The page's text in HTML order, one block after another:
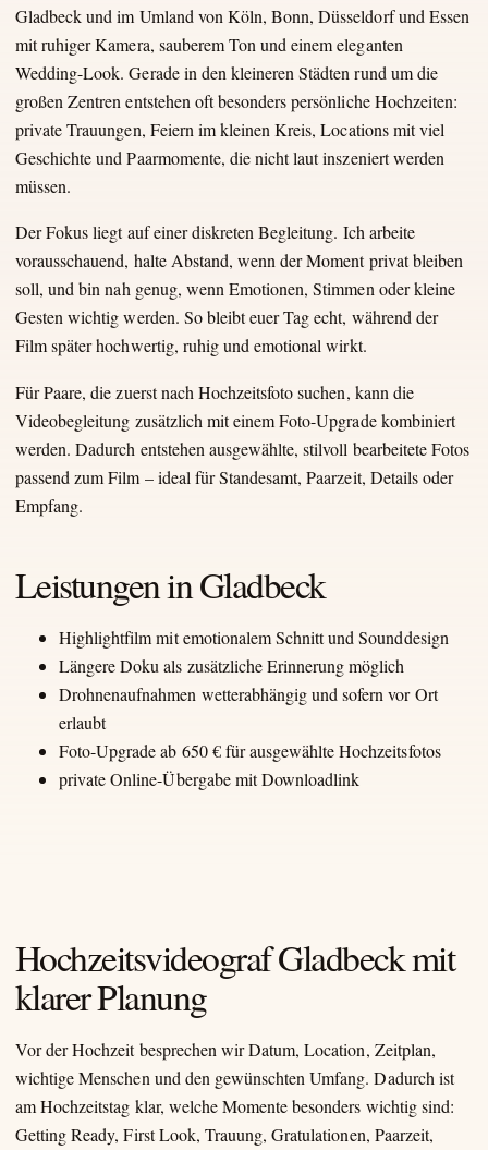
Gladbeck und im Umland von Köln, Bonn, Düsseldorf und Essen
mit ruhiger Kamera, sauberem Ton und einem eleganten
Wedding-Look. Gerade in den kleineren Städten rund um die
großen Zentren entstehen oft besonders persönliche Hochzeiten:
private Trauungen, Feiern im kleinen Kreis, Locations mit viel
Geschichte und Paarmomente, die nicht laut inszeniert werden
müssen.
Der Fokus liegt auf einer diskreten Begleitung. Ich arbeite
vorausschauend, halte Abstand, wenn der Moment privat bleiben
soll, und bin nah genug, wenn Emotionen, Stimmen oder kleine
Gesten wichtig werden. So bleibt euer Tag echt, während der
Film später hochwertig, ruhig und emotional wirkt.
Für Paare, die zuerst nach Hochzeitsfoto suchen, kann die
Videobegleitung zusätzlich mit einem Foto-Upgrade kombiniert
werden. Dadurch entstehen ausgewählte, stilvoll bearbeitete Fotos
passend zum Film – ideal für Standesamt, Paarzeit, Details oder
Empfang.
Leistungen in Gladbeck
Highlightfilm mit emotionalem Schnitt und Sounddesign
Längere Doku als zusätzliche Erinnerung möglich
Drohnenaufnahmen wetterabhängig und sofern vor Ort
erlaubt
Foto-Upgrade ab 650 € für ausgewählte Hochzeitsfotos
private Online-Übergabe mit Downloadlink
Hochzeitsvideograf Gladbeck mit
klarer Planung
Vor der Hochzeit besprechen wir Datum, Location, Zeitplan,
wichtige Menschen und den gewünschten Umfang. Dadurch ist
am Hochzeitstag klar, welche Momente besonders wichtig sind:
Getting Ready, First Look, Trauung, Gratulationen, Paarzeit,